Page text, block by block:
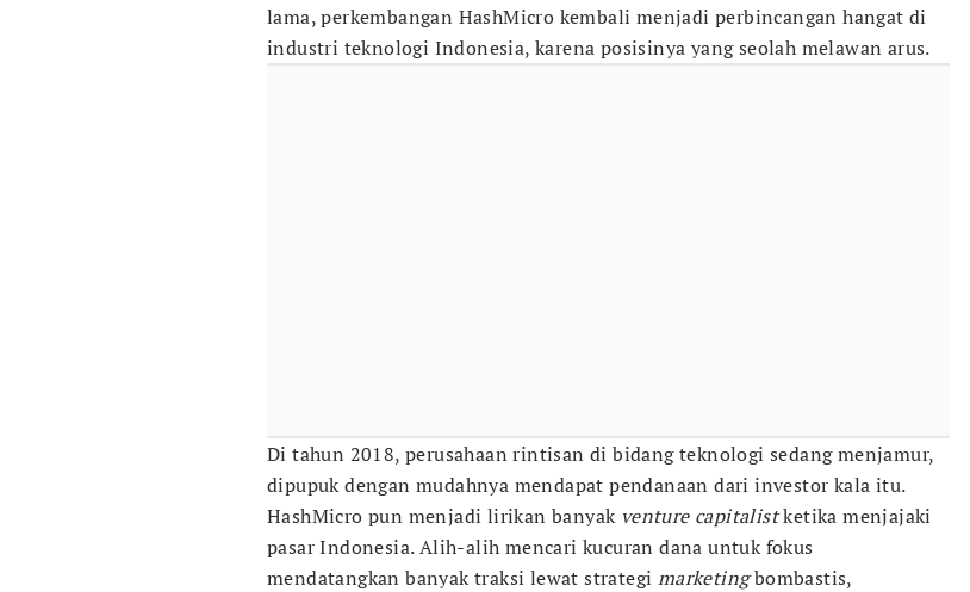
lama, perkembangan HashMicro kembali menjadi perbincangan hangat di
industri teknologi Indonesia, karena posisinya yang seolah melawan arus.
Di tahun 2018, perusahaan rintisan di bidang teknologi sedang menjamur,
dipupuk dengan mudahnya mendapat pendanaan dari investor kala itu.
HashMicro pun menjadi lirikan banyak venture capitalistketika menjajaki
pasar Indonesia. Alih-alih mencari kucuran dana untuk fokus
mendatangkan banyak traksi lewat strategi marketingbombastis,